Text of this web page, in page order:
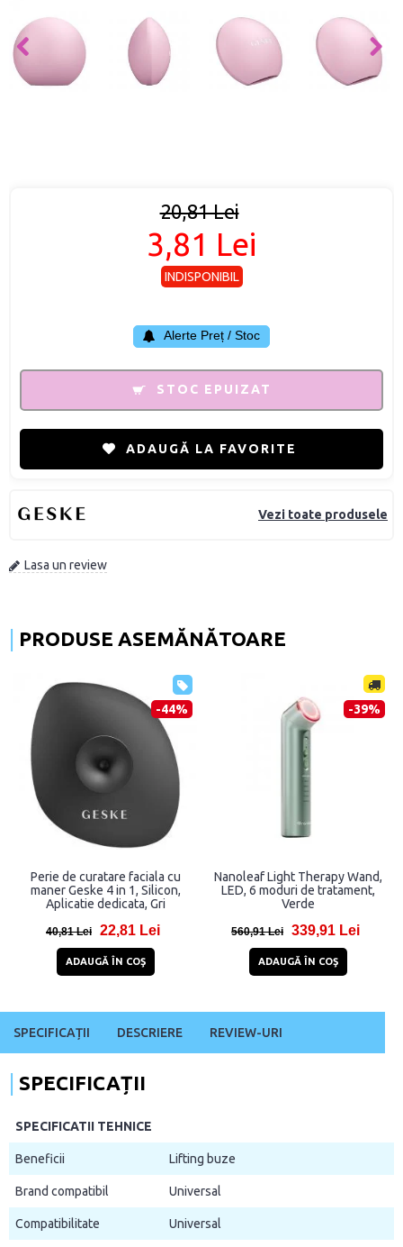
Vezi toate produsele
Lasa un review
20,81 Lei
3,81 Lei
INDISPONIBIL
Alerte Preț / Stoc
STOC EPUIZAT
ADAUGĂ LA FAVORITE
PRODUSE ASEMĂNĂTOARE
-44%
Perie de curatare faciala cu
maner Geske 4 in 1, Silicon,
Aplicatie dedicata, Gri
40,81 Lei 22,81 Lei
ADAUGĂ ÎN COŞ
-39%
Nanoleaf Light Therapy Wand,
LED, 6 moduri de tratament,
Verde
560,91 Lei 339,91 Lei
ADAUGĂ ÎN COŞ
SPECIFICAȚII DESCRIERE REVIEW-URI
SPECIFICAȚII
SPECIFICATII TEHNICE
Beneficii Lifting buze
Brand compatibil Universal
Compatibilitate Universal